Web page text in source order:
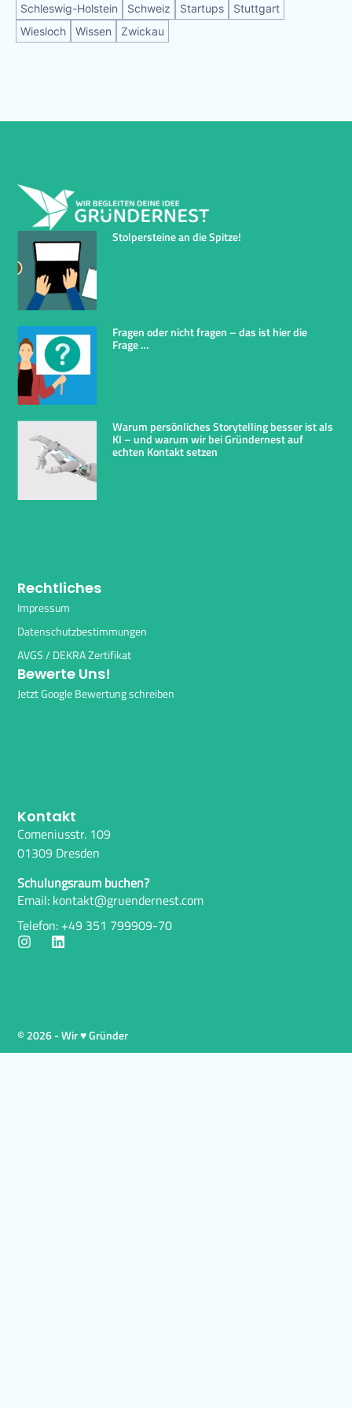
Schleswig-Holstein
Schweiz Startups
Stuttgart
Wiesloch
Wissen Zwickau
Stolpersteine an die Spitze!
Fragen oder nicht fragen – das ist hier die
Frage …
Warum persönliches Storytelling besser ist als
KI – und warum wir bei Gründernest auf
echten Kontakt setzen
Rechtliches
Impressum
Datenschutzbestimmungen
AVGS / DEKRA Zertifikat
Bewerte Uns!
Jetzt Google Bewertung schreiben
Kontakt
Comeniusstr. 109
01309 Dresden
Schulungsraum buchen?
Email: kontakt@gruendernest.com
Telefon: +49 351 799909-70
© 2026 - Wir ♥ Gründer